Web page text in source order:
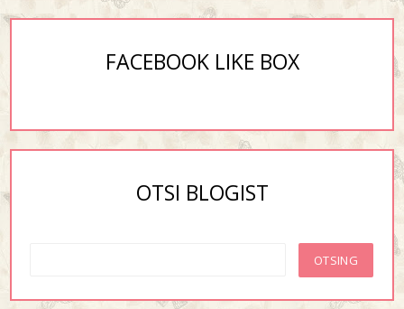
FACEBOOK LIKE BOX
OTSI BLOGIST